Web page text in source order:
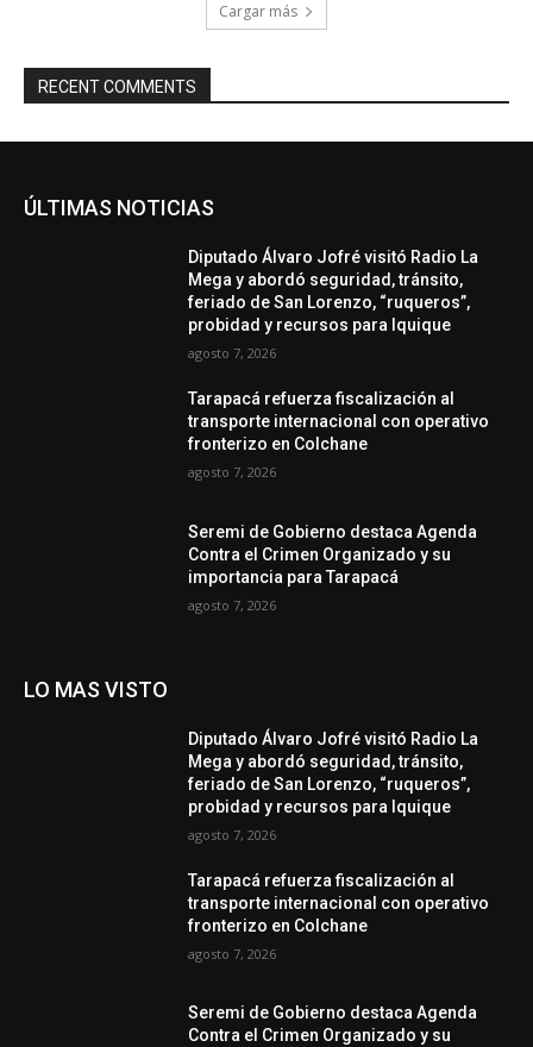
Cargar más
RECENT COMMENTS
ÚLTIMAS NOTICIAS
Diputado Álvaro Jofré visitó Radio La
Mega y abordó seguridad, tránsito,
feriado de San Lorenzo, “ruqueros”,
probidad y recursos para Iquique
agosto 7, 2026
Tarapacá refuerza fiscalización al
transporte internacional con operativo
fronterizo en Colchane
agosto 7, 2026
Seremi de Gobierno destaca Agenda
Contra el Crimen Organizado y su
importancia para Tarapacá
agosto 7, 2026
LO MAS VISTO
Diputado Álvaro Jofré visitó Radio La
Mega y abordó seguridad, tránsito,
feriado de San Lorenzo, “ruqueros”,
probidad y recursos para Iquique
agosto 7, 2026
Tarapacá refuerza fiscalización al
transporte internacional con operativo
fronterizo en Colchane
agosto 7, 2026
Seremi de Gobierno destaca Agenda
Contra el Crimen Organizado y su